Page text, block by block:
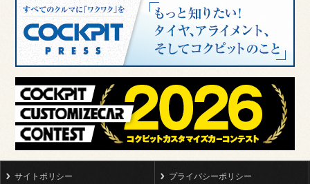
サイトポリシー プライバシーポリシー